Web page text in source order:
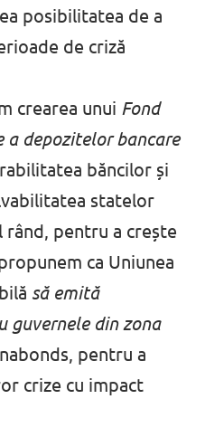
posibilitatea de a
de criză
crearea unui Fond
a depozitelor bancare
băncilor și
statelor
pentru a crește
ca Uniunea
să emită
guvernele din zona
pentru a
crize cu impact